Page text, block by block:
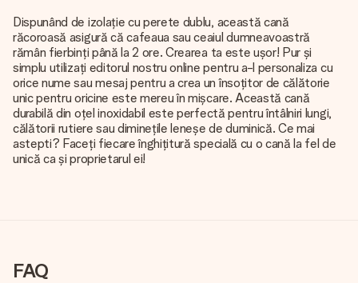
Dispunând de izolație cu perete dublu, această cană
răcoroasă asigură că cafeaua sau ceaiul dumneavoastră
rămân fierbinți până la 2 ore. Crearea ta este ușor! Pur și
simplu utilizați editorul nostru online pentru a-l personaliza cu
orice nume sau mesaj pentru a crea un însoțitor de călătorie
unic pentru oricine este mereu în mișcare. Această cană
durabilă din oțel inoxidabil este perfectă pentru întâlniri lungi,
călătorii rutiere sau diminețile leneșe de duminică. Ce mai
astepti? Faceți fiecare înghițitură specială cu o cană la fel de
unică ca și proprietarul ei!
FAQ